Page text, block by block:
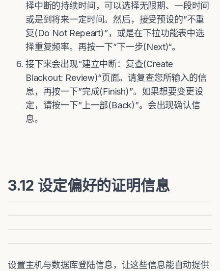
择中断的持续时间，可以选择无限期、一段时间
或是到将来一定时间。然后，接受预设的”不重
复(Do Not Repeart)”，或是在下拉功能表中选
择重复频率。再按一下”下一步(Next)“。
接下来会出现“建立中断：复查(Create
Blackout: Review)“页面。请复查您所输入的信
息，再按一下”完成(Finish)”。如果想要变更设
定，请按一下”上一部(Back)”。会出现确认信
息。
3.12 设定偏好的证明信息
设置主机与数据库登陆信息，让这些信息能自动提供